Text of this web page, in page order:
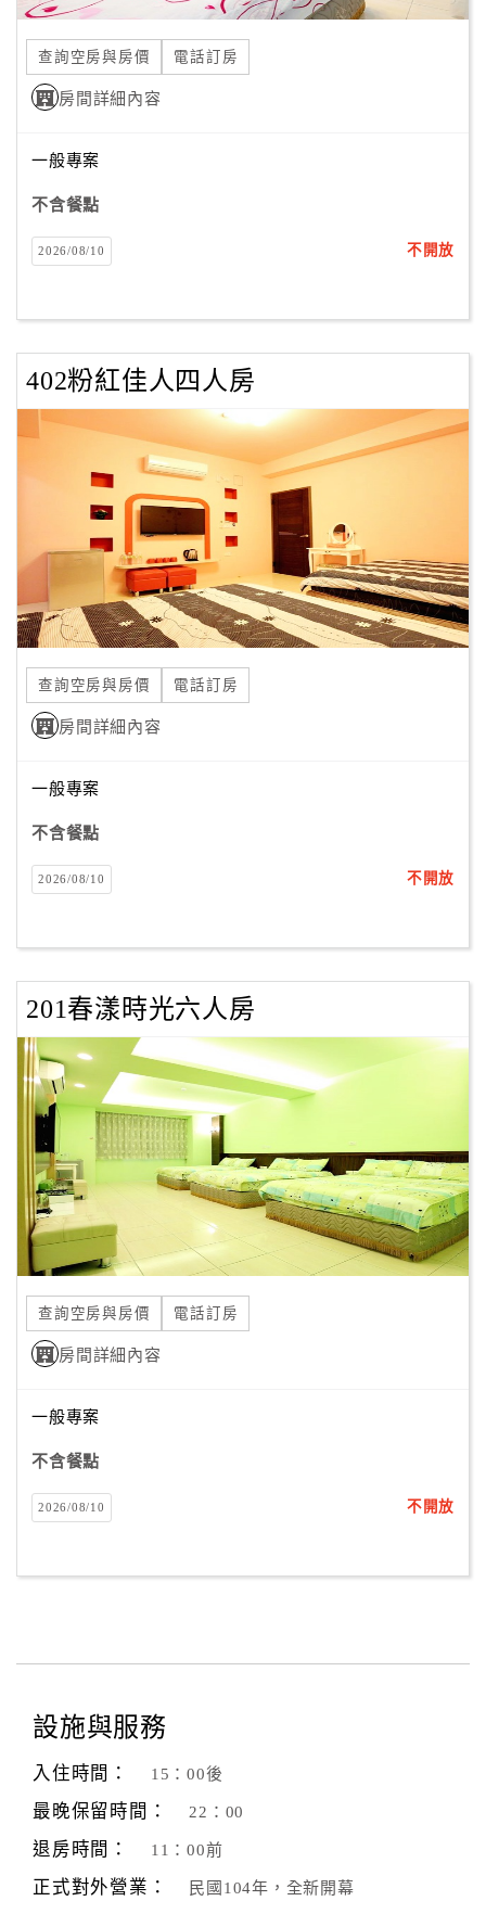
合
作
提
案
店
作
商
合
作
劃
商
品
宣
傳
查詢空房與房價 電話訂房
房間詳細內容
一般專案
不含餐點
2026/08/10 不開放
402粉紅佳人四人房
查詢空房與房價 電話訂房
房間詳細內容
一般專案
不含餐點
2026/08/10 不開放
201春漾時光六人房
查詢空房與房價 電話訂房
房間詳細內容
一般專案
不含餐點
2026/08/10 不開放
設施與服務
入住時間： 15：00後
最晚保留時間： 22：00
退房時間： 11：00前
正式對外營業： 民國104年，全新開幕